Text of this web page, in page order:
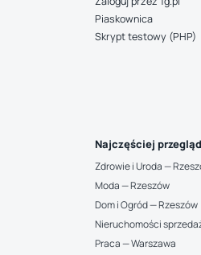
Piaskownica
Skrypt testowy (PHP)
Najczęściej
Zdrowie i Uroda —
Moda — Rzeszów
Dom i Ogród — Rzeszów
Nieruchomości
Praca — Warszawa